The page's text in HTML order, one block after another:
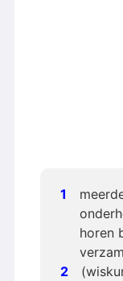
horen